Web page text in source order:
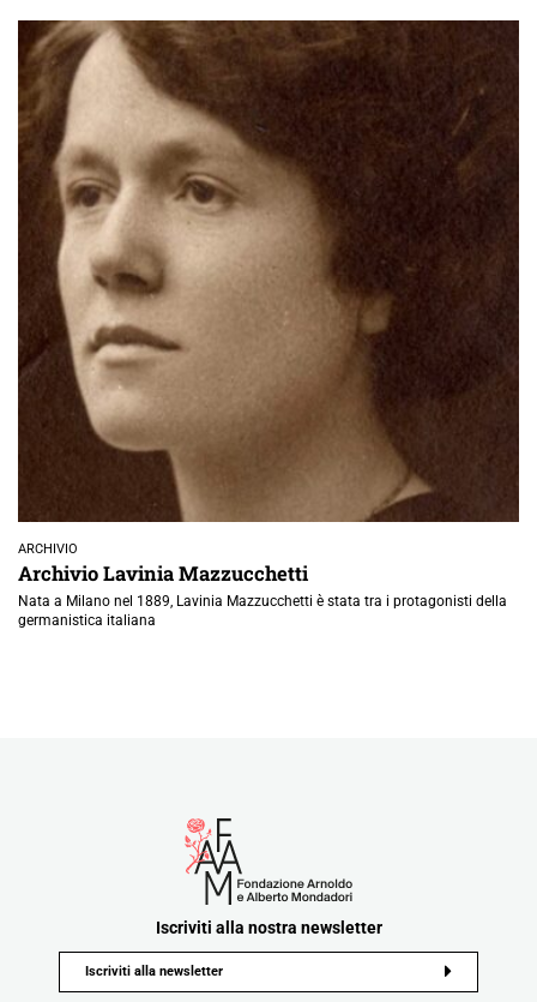
ARCHIVIO
Archivio Lavinia Mazzucchetti
Nata a Milano nel 1889, Lavinia Mazzucchetti è stata tra i protagonisti della
germanistica italiana
Iscriviti alla nostra newsletter